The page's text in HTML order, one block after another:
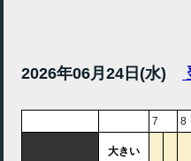
2026年06月24日(水)
7 8
大きい